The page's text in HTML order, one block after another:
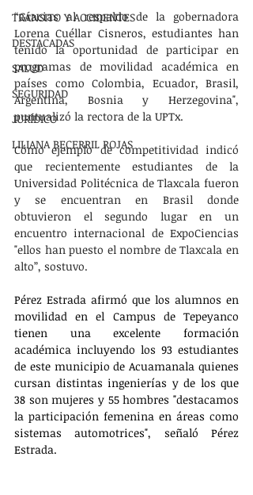
TRÁNSITO Y ACCIDENTES
DESTACADAS
SALUD
SEGURIDAD
JURÍDICO
LILIANA BECERRIL ROJAS
“Gracias al respaldo de la gobernadora
Lorena Cuéllar Cisneros, estudiantes han
tenido la oportunidad de participar en
programas de movilidad académica en
países como Colombia, Ecuador, Brasil,
Argentina, Bosnia y Herzegovina",
puntualizó la rectora de la UPTx.
Cómo ejemplo de competitividad indicó
que recientemente estudiantes de la
Universidad Politécnica de Tlaxcala fueron
y se encuentran en Brasil donde
obtuvieron el segundo lugar en un
encuentro internacional de ExpoCiencias
"ellos han puesto el nombre de Tlaxcala en
alto”, sostuvo.
Pérez Estrada afirmó que los alumnos en
movilidad en el Campus de Tepeyanco
tienen una excelente formación
académica incluyendo los 93 estudiantes
de este municipio de Acuamanala quienes
cursan distintas ingenierías y de los que
38 son mujeres y 55 hombres "destacamos
la participación femenina en áreas como
sistemas automotrices", señaló Pérez
Estrada.